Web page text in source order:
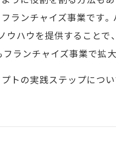
ランチャイズ事業です
ウハウを提供することで
ランチャイズ事業で拡大
トの実践ステップについ